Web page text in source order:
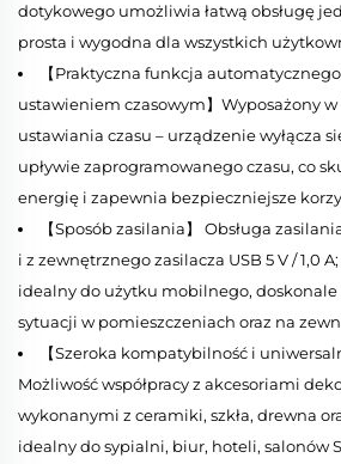
dotykowego umożliwia łatwą obsługę
prosta i wygodna dla wszystkich
【Praktyczna funkcja
ustawieniem czasowym】Wyposażony
ustawiania czasu – urządzenie wyłącza
upływie zaprogramowanego czasu, co
energię i zapewnia bezpieczniejsze
【Sposób zasilania】 Obsługa
i z zewnętrznego zasilacza USB 5 V / 1,0
idealny do użytku mobilnego, doskonale
sytuacji w pomieszczeniach oraz na
【Szeroka kompatybilność i
Możliwość współpracy z akcesoriami
wykonanymi z ceramiki, szkła, drewna
idealny do sypialni, biur, hoteli, salonów